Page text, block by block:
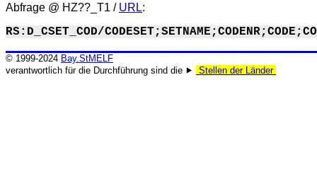
Abfrage @ HZ??_T1 / URL:
RS:D_CSET_COD/
© 1999-2024 Bay.StMELF
verantwortlich für die Durchführung sind die ⯈
Stellen der Länder